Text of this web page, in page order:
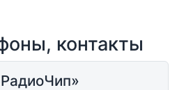
контакты